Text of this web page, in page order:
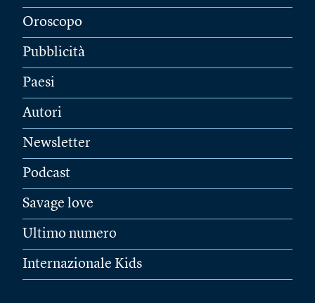
Oroscopo
Pubblicità
Paesi
Autori
Newsletter
Podcast
Savage love
Ultimo numero
Internazionale Kids